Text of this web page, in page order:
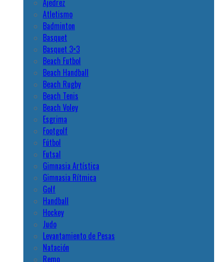
Ajedrez
Atletismo
Badminton
Basquet
Basquet 3×3
Beach Futbol
Beach Handball
Beach Rugby
Beach Tenis
Beach Voley
Esgrima
Footgolf
Fútbol
Futsal
Gimnasia Artística
Gimnasia Rítmica
Golf
Handball
Hockey
Judo
Levantamiento de Pesas
Natación
Remo